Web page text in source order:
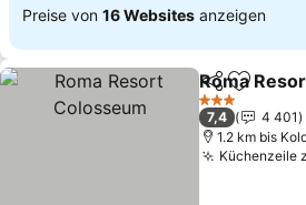
Preise von 16 Websites anzeigen
TeilenZu
Roma
3 Sterne
7,4
4 401
1.2 km bis
Küchenzeile